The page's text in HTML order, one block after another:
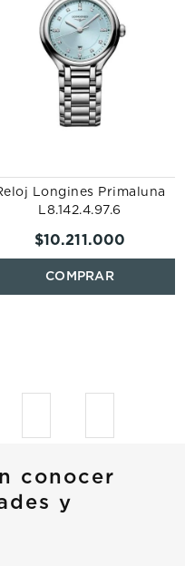
Longines Primaluna
L8.142.4.97.6
$10.211.000
conocer
y